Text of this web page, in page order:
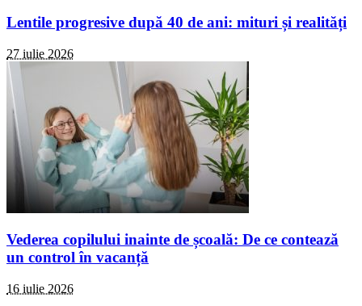
Lentile progresive după 40 de ani: mituri și realități
27 iulie 2026
Vederea copilului inainte de școală: De ce contează
un control în vacanță
16 iulie 2026